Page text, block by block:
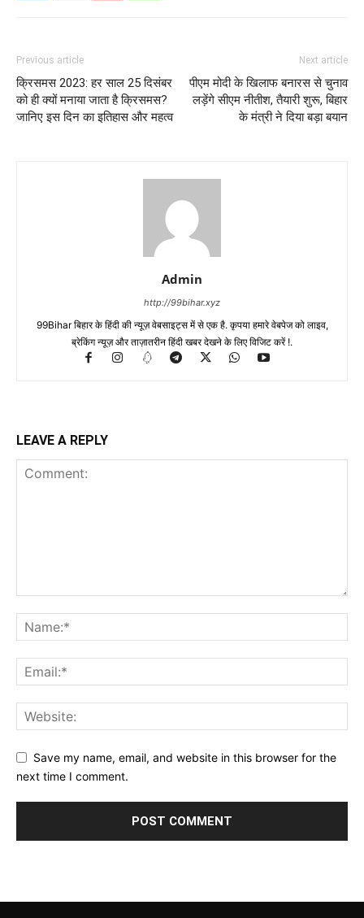
Previous article
क्रिसमस 2023: हर साल 25 दिसंबर
को ही क्यों मनाया जाता है क्रिसमस?
जानिए इस दिन का इतिहास और महत्व
Next article
पीएम मोदी के खिलाफ बनारस से चुनाव
लड़ेंगे सीएम नीतीश, तैयारी शुरू, बिहार
के मंत्री ने दिया बड़ा बयान
Admin
http://99bihar.xyz
99Bihar बिहार के हिंदी की न्यूज़ वेबसाइट्स में से एक है. कृपया हमारे वेबपेज को लाइव,
ब्रेकिंग न्यूज़ और ताज़ातरीन हिंदी खबर देखने के लिए विजिट करें !.
LEAVE A REPLY
Save my name, email, and website in this browser for the
next time I comment.